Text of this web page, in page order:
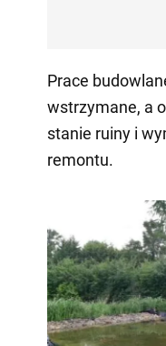
Prace
wstrzymane, a
stanie ruiny i
remontu.